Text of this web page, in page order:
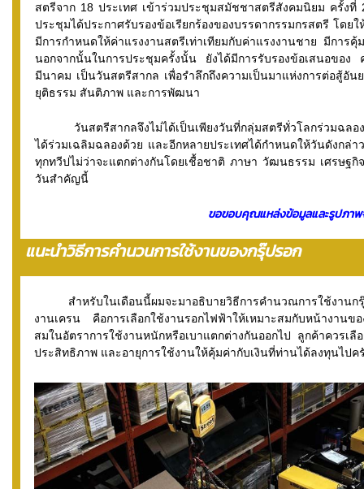
สตรีจาก 18 ประเทศ เข้าร่วมประชุมสมัชชาสตรีสังคมนิยม ครั้งที่
ประชุมได้ประกาศรับรองข้อเรียกร้องของบรรดากรรมกรสตรี โดย
มีการกำหนดให้ค่าแรงงานสตรีเท่าเทียมกับค่าแรงงานชาย มีการ
นอกจากนั้นในการประชุมครั้งนั้น ยังได้มีการรับรองข้อเสนอขอ
มีนาคม เป็นวันสตรีสากล เพื่อรำลึกถึงความเป็นมาแห่งการต่อสู้อัน
ยุติธรรม สันติภาพ และการพัฒนา
วันสตรีสากลจึงไม่ได้เป็นเพียงวันที่กลุ่มสตรีทั่วโลกร่วมฉล
ได้ร่วมเฉลิมฉลองด้วย และอีกหลายประเทศได้กำหนดให้วันดังกล่
ทุกทวีปไม่ว่าจะแตกต่างกันโดยเชื้อชาติ ภาษา วัฒนธรรม เศรษฐกิ
วันสำคัญนี้
ขอขอบคุณแหล่งข้อมูลและรูปภาพ
แนะนำวิธีการคำนวนการใช้งานของกรุ๊ปรอก
สำหรับในเดือนนี้ผมจะมาอธิบายวิธีการคำนวณการใช้งาน
งานเครน คือการเลือกใช้งานรอกไฟฟ้าให้เหมาะสมกับหน้างาน
สมในอัตราการใช้งานหนักหรือเบาแตกต่างกันออกไป ลูกค้าควรเลื
ประสิทธิภาพ และอายุการใช้งานให้คุ้มค่ากับเงินที่ท่านได้ลงทุนไปค